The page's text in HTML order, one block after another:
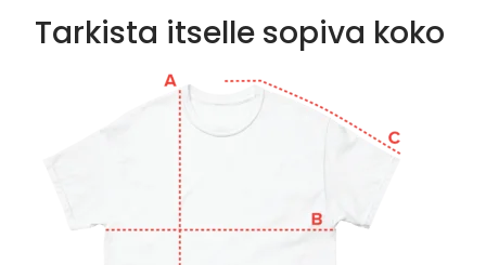
Tarkista itselle sopiva koko